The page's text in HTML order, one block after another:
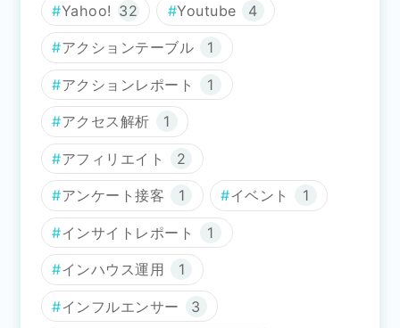
Yahoo! 32 Youtube 4
アクションテーブル 1
アクションレポート 1
アクセス解析 1
アフィリエイト 2
アンケート接客 1 イベント 1
インサイトレポート 1
インハウス運用 1
インフルエンサー 3